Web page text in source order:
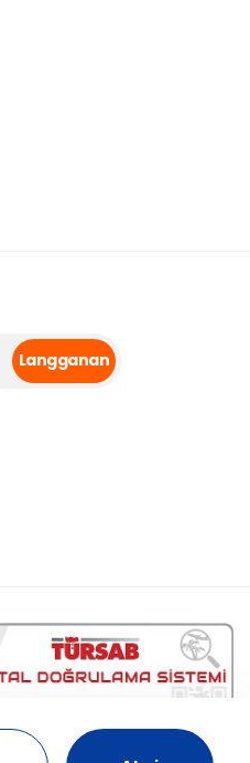
Langganan
17863
Osiana Cappadocia Travel - 17863